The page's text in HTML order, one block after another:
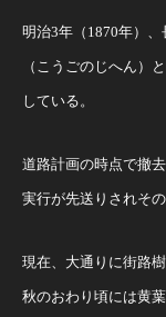
明治3年（1870年）
（こうごのじへん）
している。
道路計画の時点で撤
実行が先送りされそ
現在、大通りに街路
秋のおわり頃には黄